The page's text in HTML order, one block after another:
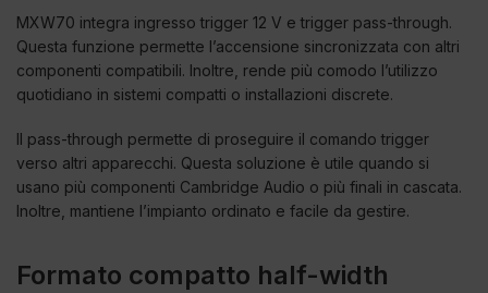
MXW70 integra ingresso trigger 12 V e trigger pass-through.
Questa funzione permette l’accensione sincronizzata con altri
componenti compatibili. Inoltre, rende più comodo l’utilizzo
quotidiano in sistemi compatti o installazioni discrete.
Il pass-through permette di proseguire il comando trigger
verso altri apparecchi. Questa soluzione è utile quando si
usano più componenti Cambridge Audio o più finali in cascata.
Inoltre, mantiene l’impianto ordinato e facile da gestire.
Formato compatto half-width